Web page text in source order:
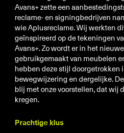
Indoor signing
Makelaardij/Immo
Wagenpark
Specials
Avans+ zette een
reclame- en signingbedrijven
wie Aplusreclame. Wij werkten
geïnspireerd op de tekeningen
Avans+. Zo wordt er in het
gebruikgemaakt van meubelen
hebben deze stijl doorgetrokken
bewegwijzering en dergelijke.
blij met onze voorstellen, dat wij
kregen.
Prachtige klus